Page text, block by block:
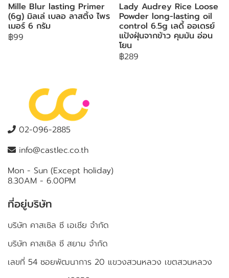
Mille Blur lasting Primer
(6g) มิลเล่ เบลอ ลาสติ้ง ไพร
เมอร์ 6 กรัม
฿99
Lady Audrey Rice Loose
Powder long-lasting oil
control 6.5g เลดี้ ออเดรย์
แป้งฝุ่นจากข้าว คุมมัน อ่อน
โยน
฿289
02-096-2885
info@castlec.co.th
Mon - Sun (Except holiday)
8.30AM - 6.00PM
ที่อยู่บริษัท
บริษัท คาสเซิล ซี เอเชีย จำกัด
บริษัท คาสเซิล ซี สยาม จำกัด
เลขที่ 54 ซอยพัฒนาการ 20 แขวงสวนหลวง เขตสวนหลวง